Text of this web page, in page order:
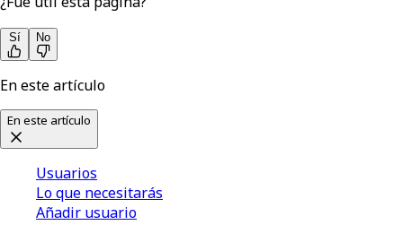
Sí No
En este artículo
En este artículo
Usuarios
Lo que necesitarás
Añadir usuario